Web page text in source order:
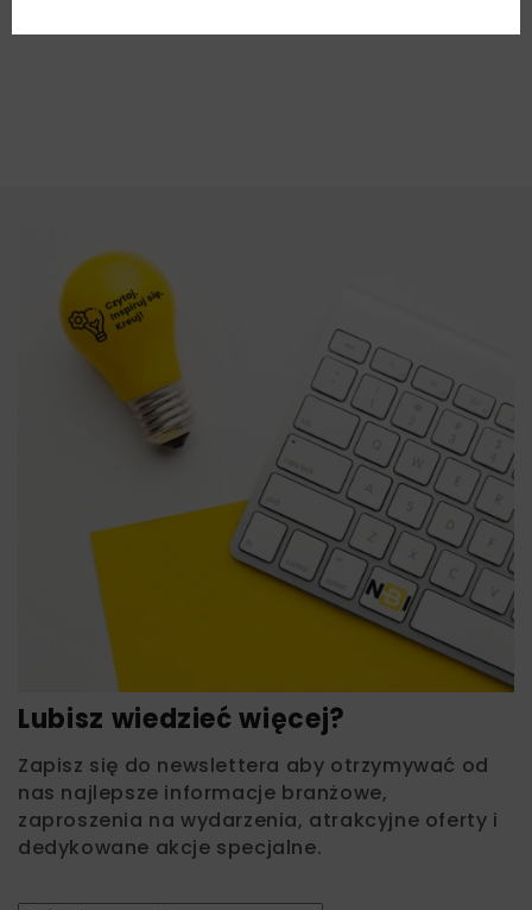
Lubisz wiedzieć więcej?
Zapisz się do newslettera aby otrzymywać od
nas najlepsze informacje branżowe,
zaproszenia na wydarzenia, atrakcyjne oferty i
dedykowane akcje specjalne.